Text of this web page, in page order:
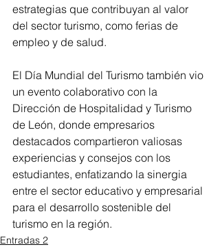
estrategias que contribuyan al valor
del sector turismo, como ferias de
empleo y de salud.
El Día Mundial del Turismo también vio
un evento colaborativo con la
Dirección de Hospitalidad y Turismo
de León, donde empresarios
destacados compartieron valiosas
experiencias y consejos con los
estudiantes, enfatizando la sinergia
entre el sector educativo y empresarial
para el desarrollo sostenible del
turismo en la región.
Entradas 2